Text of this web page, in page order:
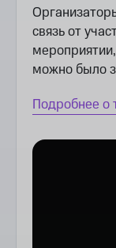
связь от
можно было
Подробнее о